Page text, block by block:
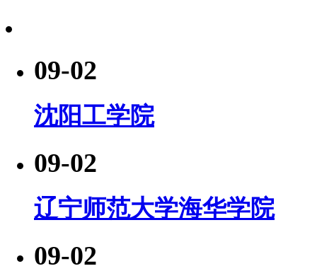
09-02
沈阳工学院
09-02
辽宁师范大学海华学院
09-02